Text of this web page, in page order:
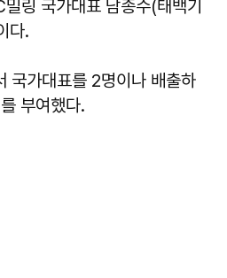
링 국가대표 남종수(태백기
다.
국가대표를 2명이나 배출하
부여했다.